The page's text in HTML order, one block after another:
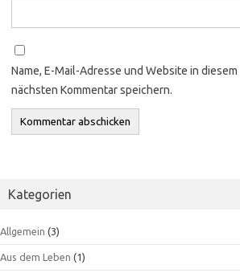
Name, E-Mail-Adresse und Website in
nächsten Kommentar speichern.
Kategorien
Allgemein (3)
Aus dem Leben (1)